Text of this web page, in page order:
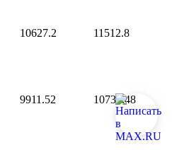
10627.2 11512.8
9911.52 10737.48